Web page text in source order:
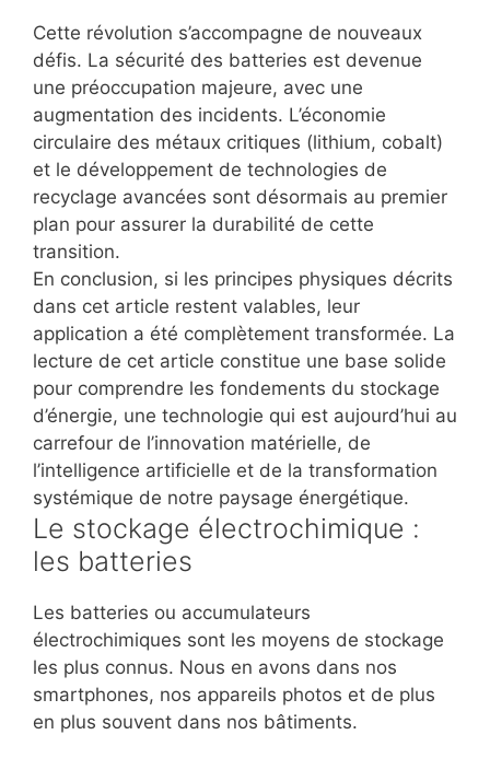
Cette révolution s’accompagne de nouveaux
défis. La sécurité des batteries est devenue
une préoccupation majeure, avec une
augmentation des incidents. L’économie
circulaire des métaux critiques (lithium, cobalt)
et le développement de technologies de
recyclage avancées sont désormais au premier
plan pour assurer la durabilité de cette
transition.
En conclusion, si les principes physiques décrits
dans cet article restent valables, leur
application a été complètement transformée. La
lecture de cet article constitue une base solide
pour comprendre les fondements du stockage
d’énergie, une technologie qui est aujourd’hui au
carrefour de l’innovation matérielle, de
l’intelligence artificielle et de la transformation
systémique de notre paysage énergétique.
Le stockage électrochimique :
les batteries
Les batteries ou accumulateurs
électrochimiques sont les moyens de stockage
les plus connus. Nous en avons dans nos
smartphones, nos appareils photos et de plus
en plus souvent dans nos bâtiments.